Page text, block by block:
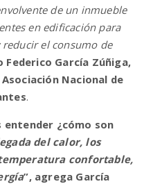
de un inmueble
en edificación para
el consumo de
García Zúñiga,
Nacional de
.
¿cómo son
del calor, los
confortable,
”, agrega García